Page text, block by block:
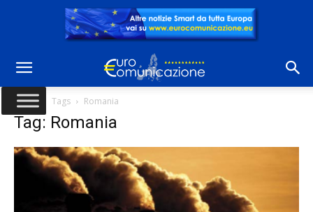
Home Tags Romania
Tag: Romania